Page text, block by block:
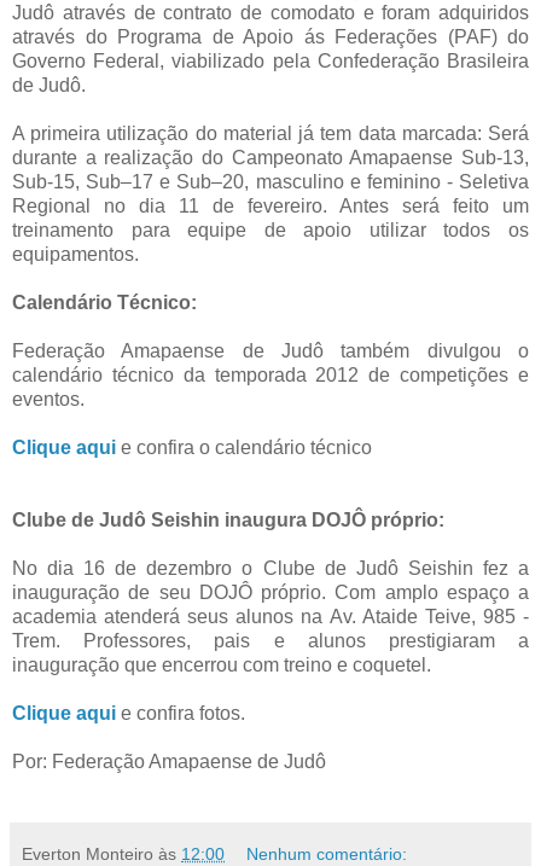
Judô através de contrato de comodato e foram adquiridos
através do Programa de Apoio ás Federações (PAF) do
Governo Federal, viabilizado pela Confederação Brasileira
de Judô.
A primeira utilização do material já tem data marcada: Será
durante a realização do Campeonato Amapaense Sub-13,
Sub-15, Sub–17 e Sub–20, masculino e feminino - Seletiva
Regional no dia 11 de fevereiro. Antes será feito um
treinamento para equipe de apoio utilizar todos os
equipamentos.
Calendário Técnico:
Federação Amapaense de Judô também divulgou o
calendário técnico da temporada 2012 de competições e
eventos.
Clique aqui e confira o calendário técnico
Clube de Judô Seishin inaugura DOJÔ próprio:
No dia 16 de dezembro o Clube de Judô Seishin fez a
inauguração de seu DOJÔ próprio. Com amplo espaço a
academia atenderá seus alunos na Av. Ataide Teive, 985 -
Trem. Professores, pais e alunos prestigiaram a
inauguração que encerrou com treino e coquetel.
Clique aqui e confira fotos.
Por: Federação Amapaense de Judô
Everton Monteiro às 12:00 Nenhum comentário: